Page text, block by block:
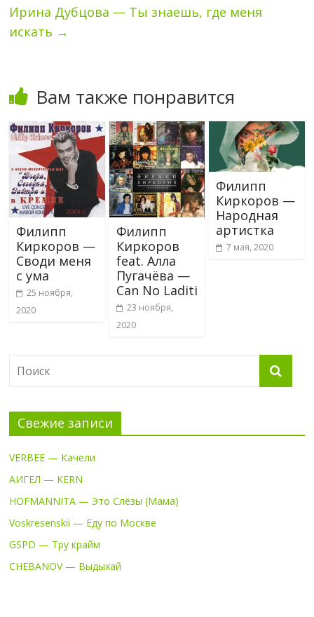
Ирина Дубцова — Ты знаешь, где меня
искать →
Вам также понравится
Филипп
Киркоров —
Своди меня
с ума
25 ноября,
2020
Филипп
Киркоров
feat. Алла
Пугачёва —
Can No Laditi
23 ноября,
2020
Филипп
Киркоров —
Народная
артистка
7 мая, 2020
Свежие записи
VERBEE — Качели
АИГЕЛ — KERN
HOFMANNITA — Это Слёзы (Мама)
Voskresenskii — Еду по Москве
GSPD — Тру крайм
CHEBANOV — Выдыхай